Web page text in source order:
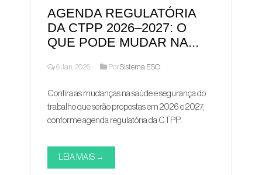
AGENDA REGULATÓRIA
DA CTPP 2026–2027: O
QUE PODE MUDAR NA...
6 Jan, 2026 PorSistema ESO
Confira as mudanças na saúde e segurança do
trabalho que serão propostas em 2026 e 2027,
conforme agenda regulatória da CTPP.
LEIA MAIS →